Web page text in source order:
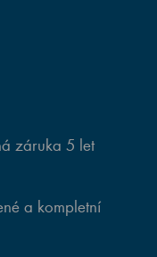
záruka 5 let
a kompletní